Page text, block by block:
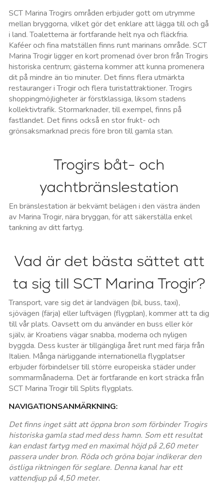
SCT Marina Trogirs områden erbjuder gott om utrymme
mellan bryggorna, vilket gör det enklare att lägga till och gå
i land. Toaletterna är fortfarande helt nya och fläckfria.
Kaféer och fina matställen finns runt marinans område. SCT
Marina Trogir ligger en kort promenad över bron från Trogirs
historiska centrum; gästerna kommer att kunna promenera
dit på mindre än tio minuter. Det finns flera utmärkta
restauranger i Trogir och flera turistattraktioner. Trogirs
shoppingmöjligheter är förstklassiga, liksom stadens
kollektivtrafik. Stormarknader, till exempel, finns på
fastlandet. Det finns också en stor frukt- och
grönsaksmarknad precis före bron till gamla stan.
Trogirs båt- och
yachtbränslestation
En bränslestation är bekvämt belägen i den västra änden
av Marina Trogir, nära bryggan, för att säkerställa enkel
tankning av ditt fartyg.
Vad är det bästa sättet att
ta sig till SCT Marina Trogir?
Transport, vare sig det är landvägen (bil, buss, taxi),
sjövägen (färja) eller luftvägen (flygplan), kommer att ta dig
till vår plats. Oavsett om du använder en buss eller kör
själv, är Kroatiens vägar snabba, moderna och nyligen
byggda. Dess kuster är tillgängliga året runt med färja från
Italien. Många närliggande internationella flygplatser
erbjuder förbindelser till större europeiska städer under
sommarmånaderna. Det är fortfarande en kort sträcka från
SCT Marina Trogir till Splits flygplats.
NAVIGATIONSANMÄRKNING:
Det finns inget sätt att öppna bron som förbinder Trogirs
historiska gamla stad med dess hamn. Som ett resultat
kan endast fartyg med en maximal höjd på 2,60 meter
passera under bron. Röda och gröna bojar indikerar den
östliga riktningen för seglare. Denna kanal har ett
vattendjup på 4,50 meter.